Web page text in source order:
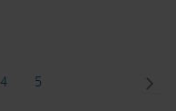
Seite
4 Seite
5